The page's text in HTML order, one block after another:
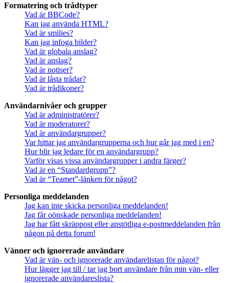
Formatering och trådtyper
Vad är BBCode?
Kan jag använda HTML?
Vad är smilies?
Kan jag infoga bilder?
Vad är globala anslag?
Vad är anslag?
Vad är notiser?
Vad är låsta trådar?
Vad är trådikoner?
Användarnivåer och grupper
Vad är administratörer?
Vad är moderatorer?
Vad är användargrupper?
Var hittar jag användargrupperna och hur går jag med i en?
Hur blir jag ledare för en användargrupp?
Varför visas vissa användargrupper i andra färger?
Vad är en “Standardgrupp”?
Vad är “Teamet”-länken för något?
Personliga meddelanden
Jag kan inte skicka personliga meddelanden!
Jag får oönskade personliga meddelanden!
Jag har fått skräppost eller anstötliga e-postmeddelanden från
någon på detta forum!
Vänner och ignorerade användare
Vad är vän- och ignorerade användarelistan för något?
Hur lägger jag till / tar jag bort användare från min vän- eller
ignorerade användareslista?